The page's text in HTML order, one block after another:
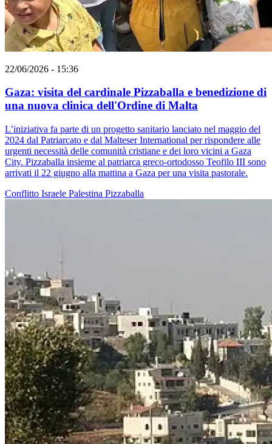
22/06/2026 - 15:36
Gaza: visita del cardinale Pizzaballa e benedizione di
una nuova clinica dell'Ordine di Malta
L’iniziativa fa parte di un progetto sanitario lanciato nel maggio del
2024 dal Patriarcato e dal Malteser International per rispondere alle
urgenti necessità delle comunità cristiane e dei loro vicini a Gaza
City. Pizzaballa insieme al patriarca greco-ortodosso Teofilo III sono
arrivati il 22 giugno alla mattina a Gaza per una visita pastorale.
Conflitto Israele Palestina Pizzaballa